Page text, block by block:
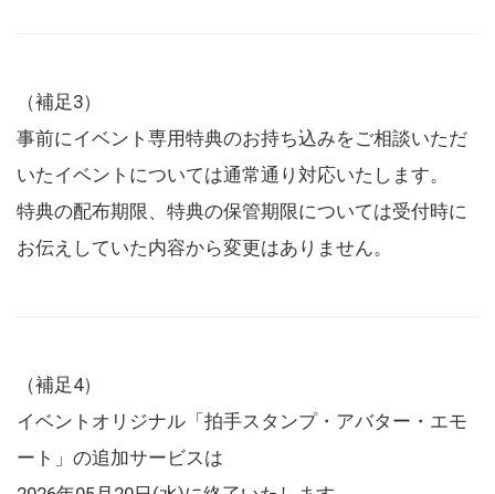
（補足3）
事前にイベント専用特典のお持ち込みをご相談いただ
いたイベントについては通常通り対応いたします。
特典の配布期限、特典の保管期限については受付時に
お伝えしていた内容から変更はありません。
（補足4）
イベントオリジナル「拍手スタンプ・アバター・エモ
ート」の追加サービスは